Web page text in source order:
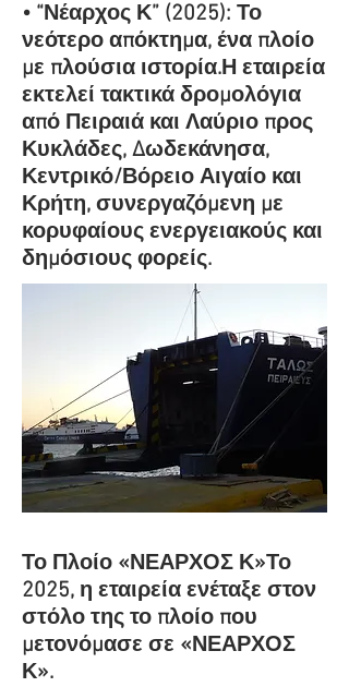
• “Νέαρχος Κ” (2025): Το
νεότερο απόκτημα, ένα πλοίο
με πλούσια ιστορία.Η εταιρεία
εκτελεί τακτικά δρομολόγια
από Πειραιά και Λαύριο προς
Κυκλάδες, Δωδεκάνησα,
Κεντρικό/Βόρειο Αιγαίο και
Κρήτη, συνεργαζόμενη με
κορυφαίους ενεργειακούς και
δημόσιους φορείς.
Το Πλοίο «ΝΕΑΡΧΟΣ Κ»Το
2025, η εταιρεία ενέταξε στον
στόλο της το πλοίο που
μετονόμασε σε «ΝΕΑΡΧΟΣ
Κ».